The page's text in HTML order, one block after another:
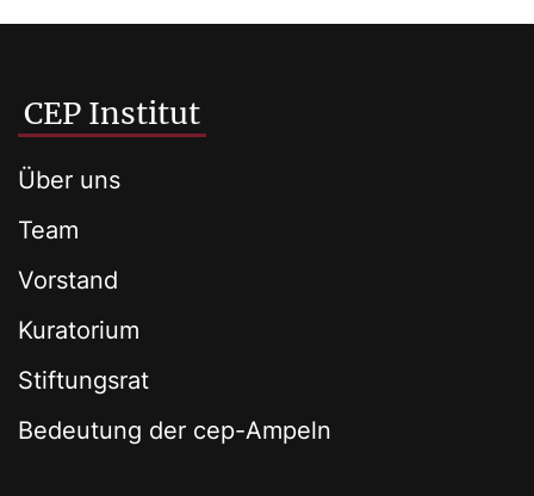
CEP Institut
Über uns
Team
Vorstand
Kuratorium
Stiftungsrat
Bedeutung der cep-Ampeln